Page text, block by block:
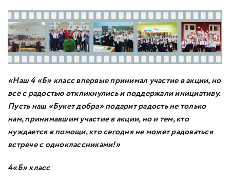
«Наш 4 «Б» класс впервые принимал участие в акции, но
все с радостью откликнулись и поддержали инициативу.
Пусть наш «Букет добра» подарит радость не только
нам, принимавшим участие в акции, но и тем, кто
нуждается в помощи, кто сегодня не может радоваться
встрече с одноклассниками!»
4«Б» класс